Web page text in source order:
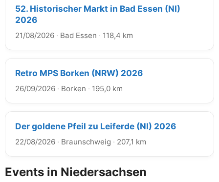
52. Historischer Markt in Bad Essen (NI)
2026
21/08/2026 · Bad Essen · 118,4 km
Retro MPS Borken (NRW) 2026
26/09/2026 · Borken · 195,0 km
Der goldene Pfeil zu Leiferde (NI) 2026
22/08/2026 · Braunschweig · 207,1 km
Events in Niedersachsen